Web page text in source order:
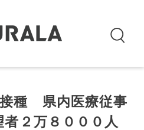
種 県内医療従事
２万８０００人